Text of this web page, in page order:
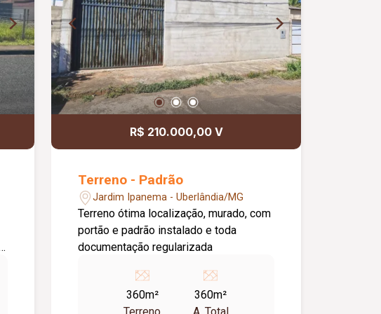
vizinhança segura. Ideal para famílias
que priorizam segurança, pois conta
com sistema de portões eletrônicos
para veículos na rua debaixo e de cima
e portão específico para pedrestes,
monitoramento 24hs pela guardian,
contando com uma maior preocupação
R$ 210.000,00 V
Terreno - Padrão
Jardim Ipanema - Uberlândia/MG
Terreno ótima localização, murado, com
portão e padrão instalado e toda
documentação regularizada
360m²
360m²